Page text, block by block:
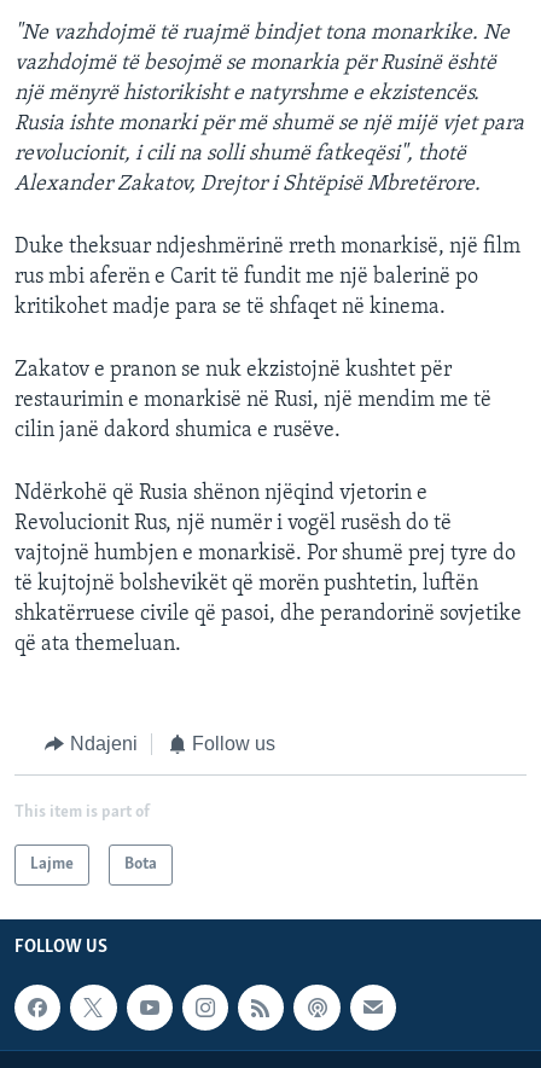
"Ne vazhdojmë të ruajmë bindjet tona monarkike. Ne
vazhdojmë të besojmë se monarkia për Rusinë është
një mënyrë historikisht e natyrshme e ekzistencës.
Rusia ishte monarki për më shumë se një mijë vjet para
revolucionit, i cili na solli shumë fatkeqësi", thotë
Alexander Zakatov, Drejtor i Shtëpisë Mbretërore.
Duke theksuar ndjeshmërinë rreth monarkisë, një film
rus mbi aferën e Carit të fundit me një balerinë po
kritikohet madje para se të shfaqet në kinema.
Zakatov e pranon se nuk ekzistojnë kushtet për
restaurimin e monarkisë në Rusi, një mendim me të
cilin janë dakord shumica e rusëve.
Ndërkohë që Rusia shënon njëqind vjetorin e
Revolucionit Rus, një numër i vogël rusësh do të
vajtojnë humbjen e monarkisë. Por shumë prej tyre do
të kujtojnë bolshevikët që morën pushtetin, luftën
shkatërruese civile që pasoi, dhe perandorinë sovjetike
që ata themeluan.
Ndajeni Follow us
This item is part of
Lajme Bota
FOLLOW US